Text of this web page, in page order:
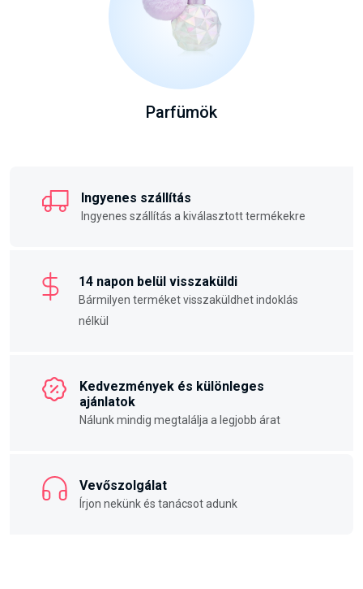
Parfümök
Ingyenes szállítás
Ingyenes szállítás a kiválasztott termékekre
14 napon belül visszaküldi
Bármilyen terméket visszaküldhet indoklás
nélkül
Kedvezmények és különleges
ajánlatok
Nálunk mindig megtalálja a legjobb árat
Vevőszolgálat
Írjon nekünk és tanácsot adunk